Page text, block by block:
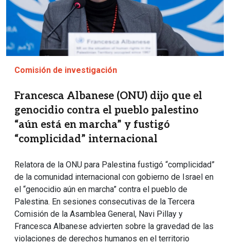
Comisión de investigación
Francesca Albanese (ONU) dijo que el
genocidio contra el pueblo palestino
“aún está en marcha” y fustigó
“complicidad” internacional
Relatora de la ONU para Palestina fustigó “complicidad”
de la comunidad internacional con gobierno de Israel en
el “genocidio aún en marcha” contra el pueblo de
Palestina. En sesiones consecutivas de la Tercera
Comisión de la Asamblea General, Navi Pillay y
Francesca Albanese advierten sobre la gravedad de las
violaciones de derechos humanos en el territorio